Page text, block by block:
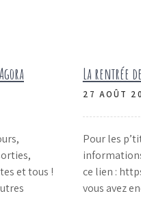
et tous !
La rentrée
27 AOÛT
Pour les
ce lien :
vous avez